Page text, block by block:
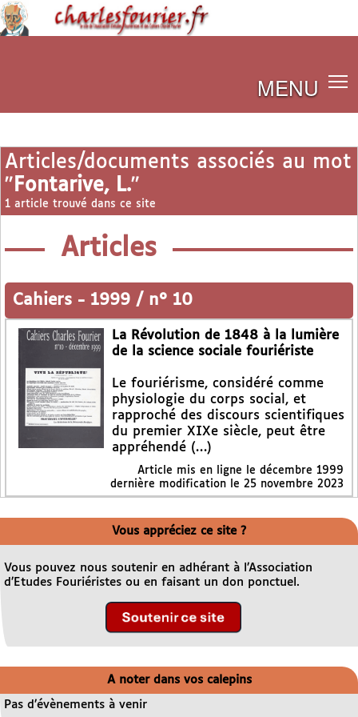
MENU
Articles/documents associés au mot
" Fontarive, L."
1 article trouvé dans ce site
Articles
Cahiers - 1999 / n° 10
La Révolution de 1848 à la lumière
de la science sociale fouriériste
Le fouriérisme, considéré comme
physiologie du corps social, et
rapproché des discours scientifiques
du premier XIXe siècle, peut être
appréhendé (…)
Article mis en ligne le décembre 1999
dernière modification le 25 novembre 2023
Vous appréciez ce site ?
Vous pouvez nous soutenir en adhérant à l’Association
d’Etudes Fouriéristes ou en faisant un don ponctuel.
A noter dans vos calepins
Pas d’évènements à venir